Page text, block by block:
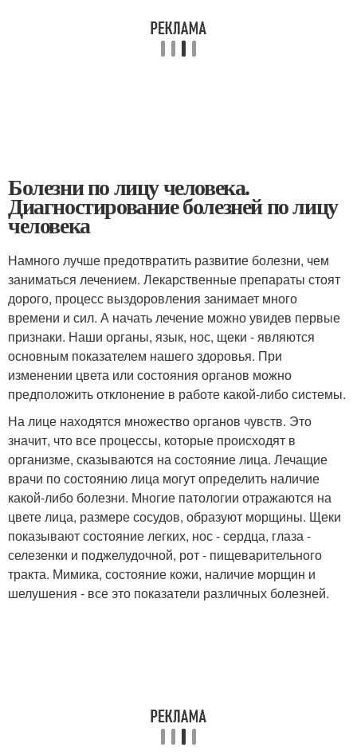
Болезни по лицу человека.
Диагностирование болезней по лицу
человека
Намного лучше предотвратить развитие болезни, чем
заниматься лечением. Лекарственные препараты стоят
дорого, процесс выздоровления занимает много
времени и сил. А начать лечение можно увидев первые
признаки. Наши органы, язык, нос, щеки - являются
основным показателем нашего здоровья. При
изменении цвета или состояния органов можно
предположить отклонение в работе какой-либо системы.
На лице находятся множество органов чувств. Это
значит, что все процессы, которые происходят в
организме, сказываются на состояние лица. Лечащие
врачи по состоянию лица могут определить наличие
какой-либо болезни. Многие патологии отражаются на
цвете лица, размере сосудов, образуют морщины. Щеки
показывают состояние легких, нос - сердца, глаза -
селезенки и поджелудочной, рот - пищеварительного
тракта. Мимика, состояние кожи, наличие морщин и
шелушения - все это показатели различных болезней.